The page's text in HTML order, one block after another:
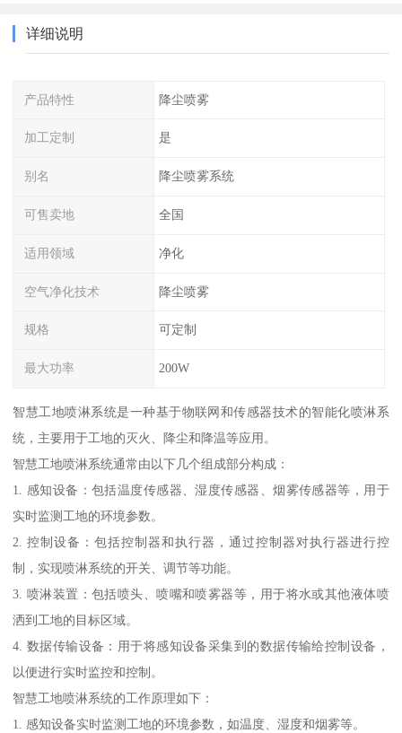
详细说明
产品特性 降尘喷雾
加工定制 是
别名 降尘喷雾系统
可售卖地 全国
适用领域 净化
空气净化技术 降尘喷雾
规格 可定制
最大功率 200W
智慧工地喷淋系统是一种基于物联网和传感器技术的智能化喷淋系
统，主要用于工地的灭火、降尘和降温等应用。
智慧工地喷淋系统通常由以下几个组成部分构成：
1. 感知设备：包括温度传感器、湿度传感器、烟雾传感器等，用于
实时监测工地的环境参数。
2. 控制设备：包括控制器和执行器，通过控制器对执行器进行控
制，实现喷淋系统的开关、调节等功能。
3. 喷淋装置：包括喷头、喷嘴和喷雾器等，用于将水或其他液体喷
洒到工地的目标区域。
4. 数据传输设备：用于将感知设备采集到的数据传输给控制设备，
以便进行实时监控和控制。
智慧工地喷淋系统的工作原理如下：
1. 感知设备实时监测工地的环境参数，如温度、湿度和烟雾等。